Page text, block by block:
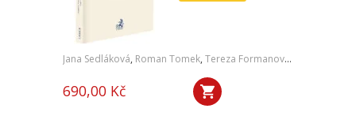
Jana Sedláková, Roman Tomek, Tereza Formanová ,
690,00 Kč